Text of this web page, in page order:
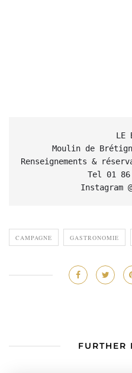
LE
Moulin de
Renseignements &
Tel 01
Instagram
CAMPAGNE GASTRONOMIE
FURTHER